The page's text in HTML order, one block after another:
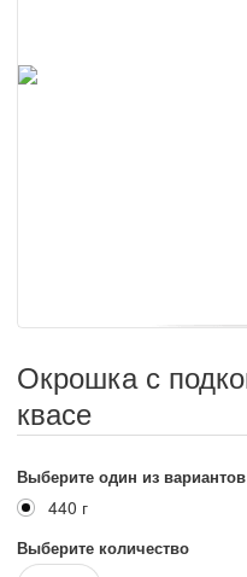
Окрошка с
квасе
Выберите один из вариантов
440 г
Выберите количество